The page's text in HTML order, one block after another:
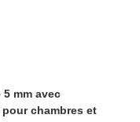
mm avec
pour chambres et